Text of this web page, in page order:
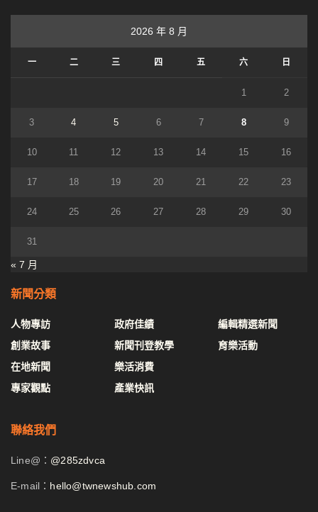
2026 年 8 月
一 二 三 四 五 六 日
1 2
3 4 5 6 7 8 9
10 11 12 13 14 15 16
17 18 19 20 21 22 23
24 25 26 27 28 29 30
31
« 7 月
新聞分類
人物專訪
創業故事
在地新聞
專家觀點
政府佳績
新聞刊登教學
樂活消費
產業快訊
編輯精選新聞
育樂活動
聯絡我們
Line@： @285zdvca
E-mail： hello@twnewshub.com